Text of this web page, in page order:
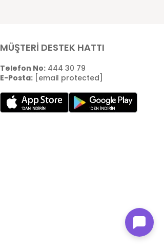
MÜŞTERİ DESTEK HATTI
Telefon No:444 30 79
E-Posta: [email protected]